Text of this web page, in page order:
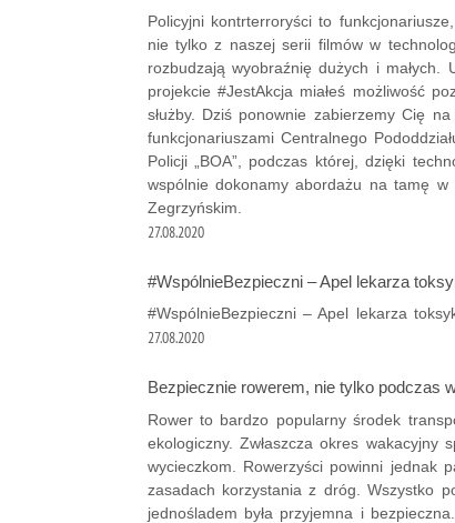
Policyjni kontrterroryści to
nie tylko z naszej serii filmów w
rozbudzają wyobraźnię dużych i małych.
projekcie #JestAkcja miałeś możliwość
służby. Dziś ponownie zabierzemy Cię
funkcjonariuszami Centralnego
Policji „BOA”, podczas której, dzięki
wspólnie dokonamy abordażu na tamę w
Zegrzyńskim.
27.08.2020
#WspólnieBezpieczni – Apel lekarza
#WspólnieBezpieczni – Apel lekarza
27.08.2020
Bezpiecznie rowerem, nie tylko podczas
Rower to bardzo popularny środek
ekologiczny. Zwłaszcza okres wakacyjny
wycieczkom. Rowerzyści powinni jednak
zasadach korzystania z dróg. Wszystko
jednośladem była przyjemna i bezpieczna.